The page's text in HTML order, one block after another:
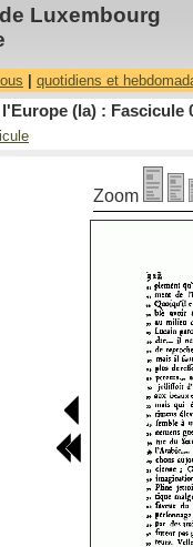
Luxembourg
quotidiens et
(la) : Fascicule
Zoom